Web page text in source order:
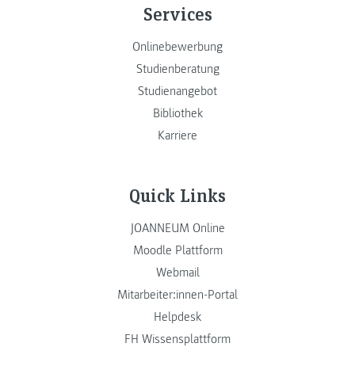
Services
Onlinebewerbung
Studienberatung
Studienangebot
Bibliothek
Karriere
Quick Links
JOANNEUM Online
Moodle Plattform
Webmail
Mitarbeiter:innen-Portal
Helpdesk
FH Wissensplattform